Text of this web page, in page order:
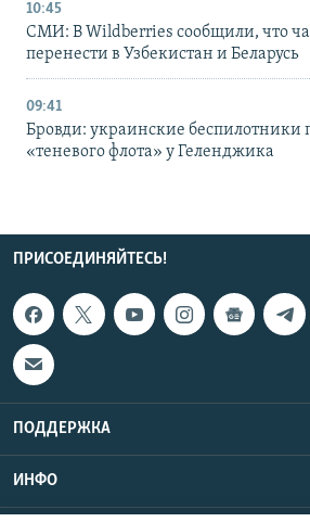
10:45
СМИ: В Wildberries сообщили, что
перенести в Узбекистан и Беларусь
09:41
Бровди: украинские беспилотники
«теневого флота» у Геленджика
ПРИСОЕДИНЯЙТЕСЬ!
ПОДДЕРЖКА
ИНФО